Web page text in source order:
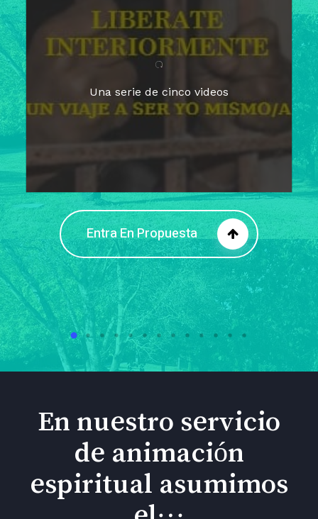
Una serie de cinco videos
Para un tiempo de
Cuaresma
El camino hacia la libertad
Barreras de la libertad interior
Fortaleciendo mi libertad
Entra En Propuesta
En nuestro servicio
de animación
espiritual asumimos